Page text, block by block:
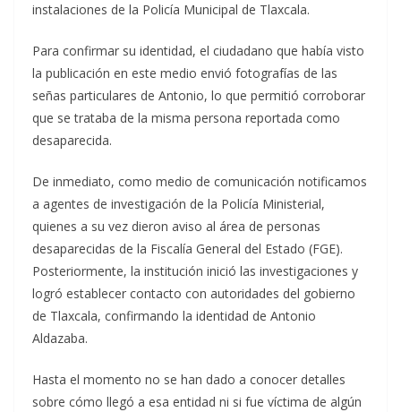
instalaciones de la Policía Municipal de Tlaxcala.
Para confirmar su identidad, el ciudadano que había visto
la publicación en este medio envió fotografías de las
señas particulares de Antonio, lo que permitió corroborar
que se trataba de la misma persona reportada como
desaparecida.
De inmediato, como medio de comunicación notificamos
a agentes de investigación de la Policía Ministerial,
quienes a su vez dieron aviso al área de personas
desaparecidas de la Fiscalía General del Estado (FGE).
Posteriormente, la institución inició las investigaciones y
logró establecer contacto con autoridades del gobierno
de Tlaxcala, confirmando la identidad de Antonio
Aldazaba.
Hasta el momento no se han dado a conocer detalles
sobre cómo llegó a esa entidad ni si fue víctima de algún